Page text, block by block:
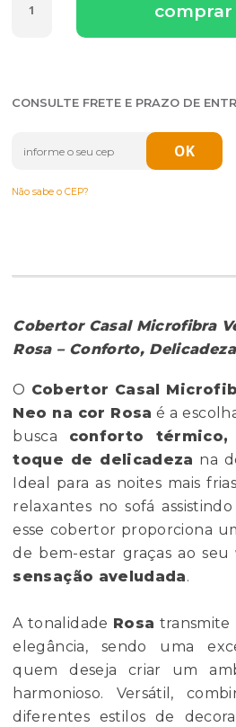
comprar
CONSULTE FRETE E PRAZO DE
Não sabe o CEP?
Cobertor Casal Microfibra
Rosa – Conforto,
O Cobertor Casal
Neo na cor Rosa é a
busca conforto
toque de delicadeza na
Ideal para as noites mais
relaxantes no sofá
esse cobertor proporciona
de bem-estar graças ao seu
sensação aveludada.
A tonalidade Rosa transmite
elegância, sendo uma
quem deseja criar um
harmonioso. Versátil,
diferentes estilos de